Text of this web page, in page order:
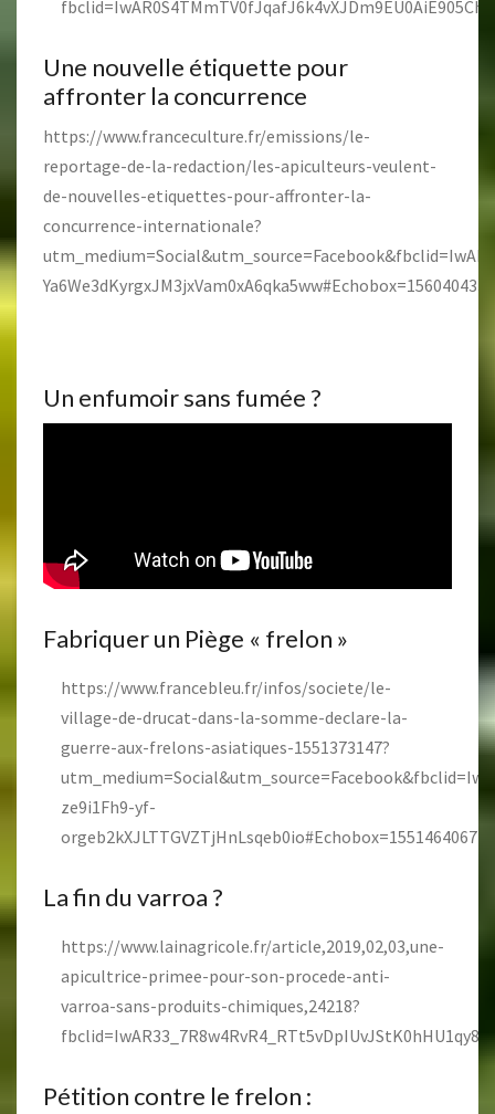
Une nouvelle étiquette pour
affronter la concurrence
https://www.franceculture.fr/emissions/le-
reportage-de-la-redaction/les-apiculteurs-veulent-
de-nouvelles-etiquettes-pour-affronter-la-
concurrence-internationale?
Ya6We3dKyrgxJM3jxVam0xA6qka5ww#Echobox=1560404332
Un enfumoir sans fumée ?
Fabriquer un Piège « frelon »
https://www.francebleu.fr/infos/societe/le-
village-de-drucat-dans-la-somme-declare-la-
guerre-aux-frelons-asiatiques-1551373147?
ze9i1Fh9-yf-
orgeb2kXJLTTGVZTjHnLsqeb0io#Echobox=1551464067
La fin du varroa ?
https://www.lainagricole.fr/article,2019,02,03,une-
apicultrice-primee-pour-son-procede-anti-
varroa-sans-produits-chimiques,24218?
Pétition contre le frelon :